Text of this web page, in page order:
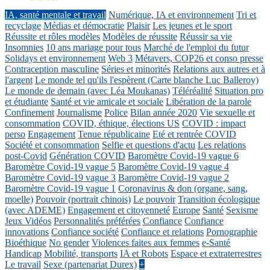
IA, santé mentale et travail Numérique, IA et environnement Tri et
recyclage Médias et démocratie Plaisir Les jeunes et le sport
Réussite et rôles modèles Modèles de réussite Réussir sa vie
Insomnies 10 ans mariage pour tous Marché de l'emploi du futur
Solidays et environnement Web 3 Métavers, COP26 et conso presse
Contraception masculine Séries et minorités Relations aux autres et à
l'argent Le monde tel qu'ils l'espèrent (Carte blanche Luc Balleroy)
Le monde de demain (avec Léa Moukanas) Téléréalité Situation pro
et étudiante Santé et vie amicale et sociale Libération de la parole
Confinement Journalisme Police Bilan année 2020 Vie sexuelle et
consommation COVID, éthique, élections US COVID : impact
perso Engagement Tenue républicaine Eté et rentrée COVID
Société et consommation Selfie et questions d'actu Les relations
post-Covid Génération COVID Baromètre Covid-19 vague 6
Baromètre Covid-19 vague 5 Baromètre Covid-19 vague 4
Baromètre Covid-19 vague 3 Baromètre Covid-19 vague 2
Baromètre Covid-19 vague 1 Coronavirus & don (organe, sang,
moelle) Pouvoir (portrait chinois) Le pouvoir Transition écologique
(avec ADEME) Engagement et citoyenneté Europe Santé Sexisme
Jeux Vidéos Personnalités préférées Confiance Confiance
innovations Confiance société Confiance et relations Pornographie
Bioéthique No gender Violences faites aux femmes e-Santé
Handicap Mobilité, transports IA et Robots Espace et extraterrestres
Le travail Sexe (partenariat Durex) +